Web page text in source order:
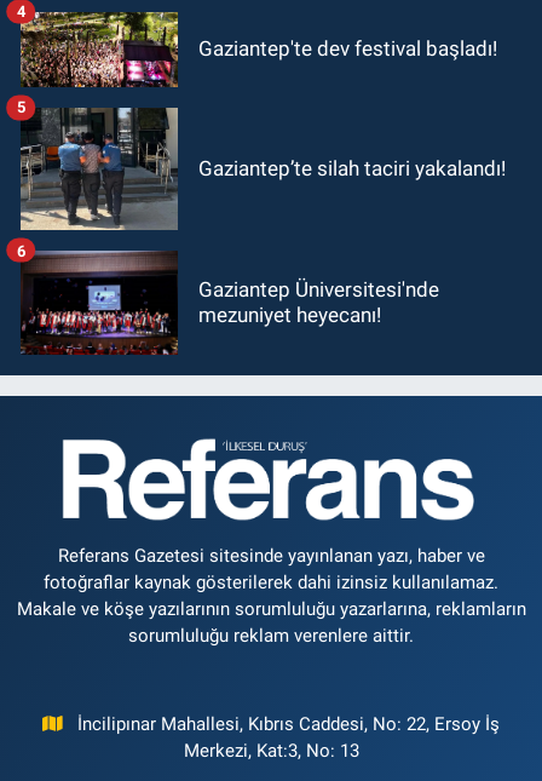
Gaziantep'te dev festival başladı!
4
Gaziantep’te silah taciri yakalandı!
5
Gaziantep Üniversitesi'nde
mezuniyet heyecanı!
6
Referans Gazetesi sitesinde yayınlanan yazı, haber ve
fotoğraflar kaynak gösterilerek dahi izinsiz kullanılamaz.
Makale ve köşe yazılarının sorumluluğu yazarlarına, reklamların
sorumluluğu reklam verenlere aittir.
İncilipınar Mahallesi, Kıbrıs Caddesi, No: 22, Ersoy İş
Merkezi, Kat:3, No: 13